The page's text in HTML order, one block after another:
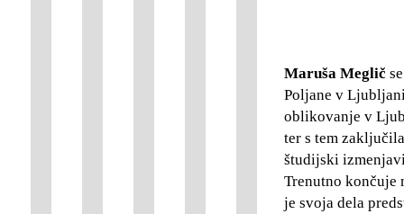
Maruša Meglič
Poljane v
oblikovanje v
ter s tem
študijski
Trenutno
je svoja dela